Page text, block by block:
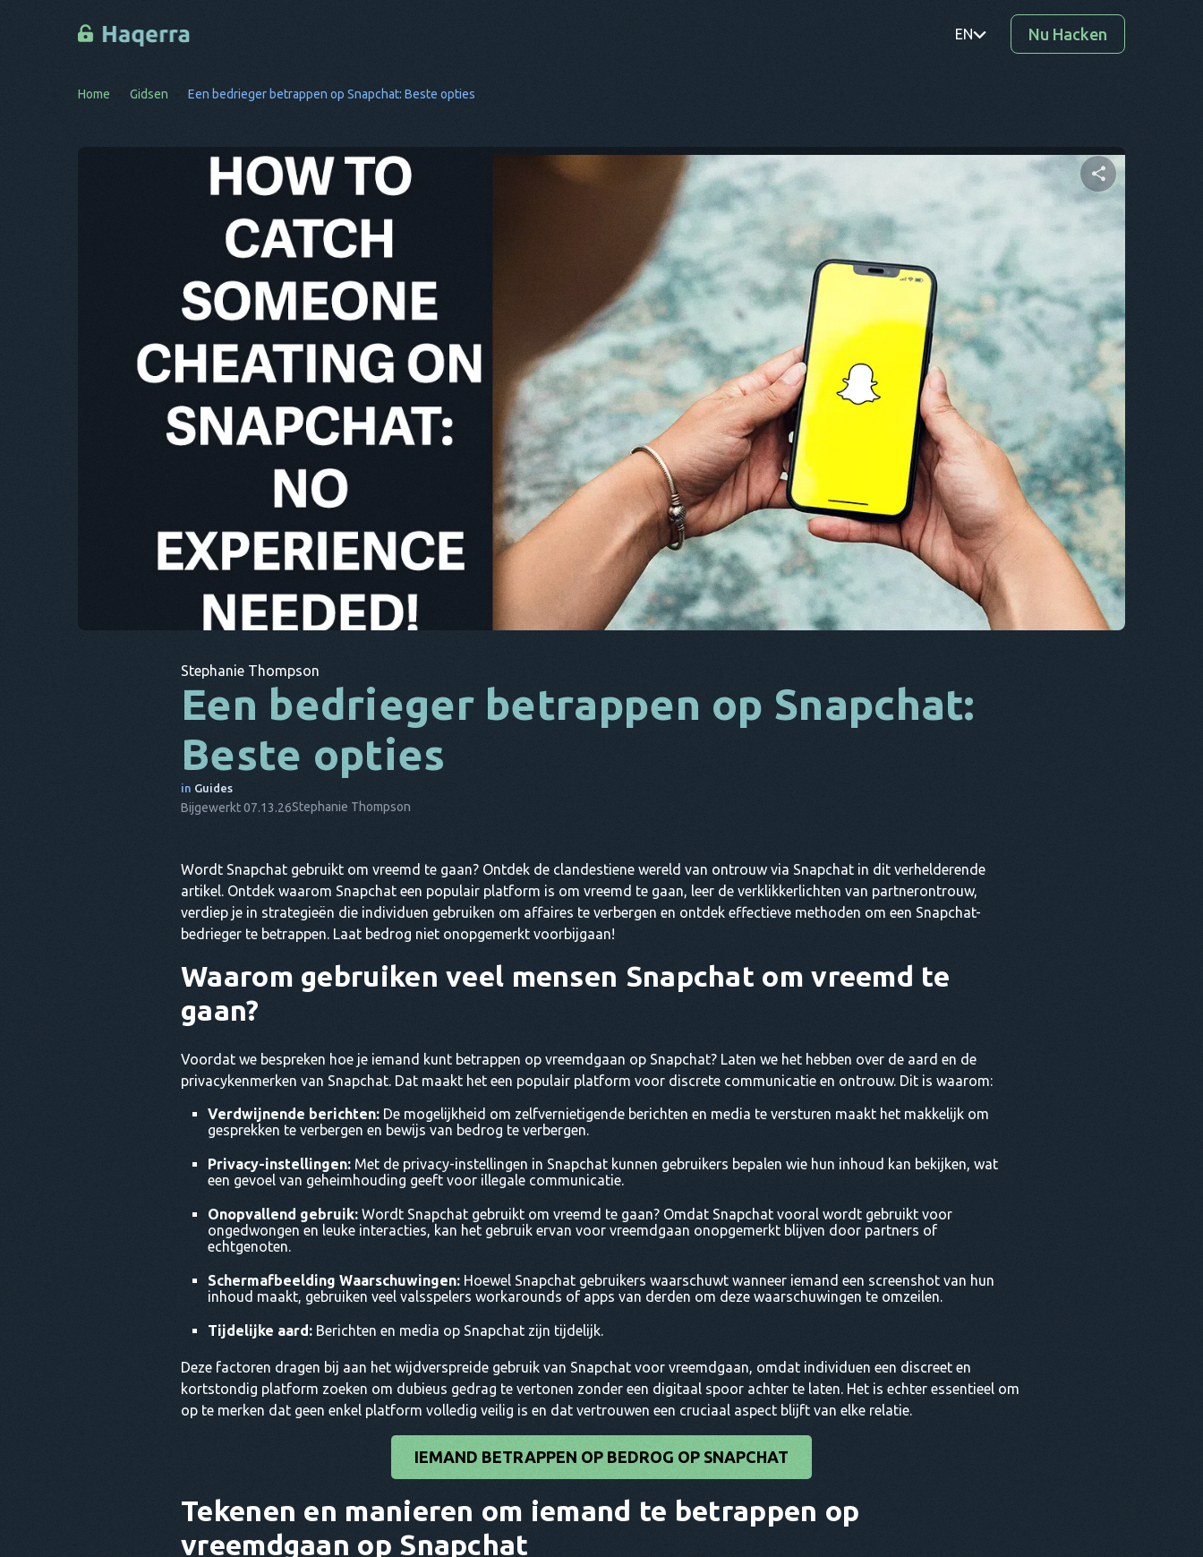
EN
KO
EL
AR
BG
CS
DA
HET
FR
NL
ES
TR
Nu Hacken
Home Gidsen Een bedrieger betrappen op Snapchat: Beste opties
Deel dit artikel
Twitter Facebook Link kopiëren
Stephanie Thompson
Een bedrieger betrappen op Snapchat:
Beste opties
in Guides
Bijgewerkt 07.13.26Stephanie Thompson
Wordt Snapchat gebruikt om vreemd te gaan? Ontdek de clandestiene wereld van ontrouw via Snapchat in dit verhelderende
artikel. Ontdek waarom Snapchat een populair platform is om vreemd te gaan, leer de verklikkerlichten van partnerontrouw,
verdiep je in strategieën die individuen gebruiken om affaires te verbergen en ontdek effectieve methoden om een Snapchat-
bedrieger te betrappen. Laat bedrog niet onopgemerkt voorbijgaan!
Waarom gebruiken veel mensen Snapchat om vreemd te
gaan?
Voordat we bespreken hoe je iemand kunt betrappen op vreemdgaan op Snapchat? Laten we het hebben over de aard en de
privacykenmerken van Snapchat. Dat maakt het een populair platform voor discrete communicatie en ontrouw. Dit is waarom:
Verdwijnende berichten: De mogelijkheid om zelfvernietigende berichten en media te versturen maakt het makkelijk om
gesprekken te verbergen en bewijs van bedrog te verbergen.
Privacy-instellingen: Met de privacy-instellingen in Snapchat kunnen gebruikers bepalen wie hun inhoud kan bekijken, wat
een gevoel van geheimhouding geeft voor illegale communicatie.
Onopvallend gebruik: Wordt Snapchat gebruikt om vreemd te gaan? Omdat Snapchat vooral wordt gebruikt voor
ongedwongen en leuke interacties, kan het gebruik ervan voor vreemdgaan onopgemerkt blijven door partners of
echtgenoten.
Schermafbeelding Waarschuwingen: Hoewel Snapchat gebruikers waarschuwt wanneer iemand een screenshot van hun
inhoud maakt, gebruiken veel valsspelers workarounds of apps van derden om deze waarschuwingen te omzeilen.
Tijdelijke aard: Berichten en media op Snapchat zijn tijdelijk.
Deze factoren dragen bij aan het wijdverspreide gebruik van Snapchat voor vreemdgaan, omdat individuen een discreet en
kortstondig platform zoeken om dubieus gedrag te vertonen zonder een digitaal spoor achter te laten. Het is echter essentieel om
op te merken dat geen enkel platform volledig veilig is en dat vertrouwen een cruciaal aspect blijft van elke relatie.
IEMAND BETRAPPEN OP BEDROG OP SNAPCHAT
Tekenen en manieren om iemand te betrappen op
vreemdgaan op Snapchat